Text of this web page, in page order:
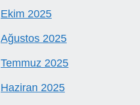
Ekim 2025
Ağustos 2025
Temmuz 2025
Haziran 2025